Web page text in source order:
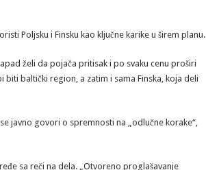
Poljsku i Finsku kao ključne karike u širem planu.
želi da pojača pritisak i po svaku cenu proširi
baltički region, a zatim i sama Finska, koja deli
javno govori o spremnosti na „odlučne korake“,
sa reči na dela. „Otvoreno proglašavanje